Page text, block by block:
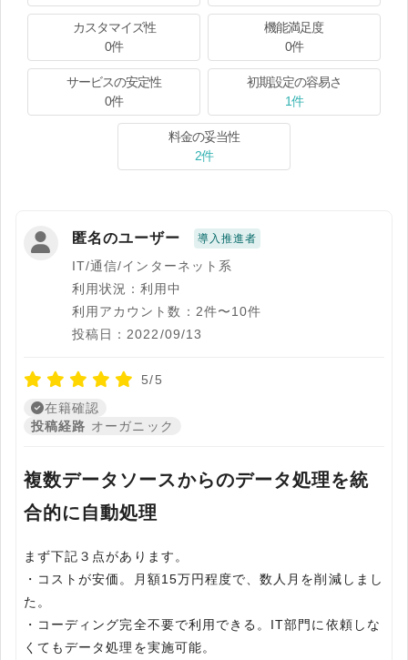
カスタマイズ性
0件
機能満足度
0件
サービスの安定性
0件
初期設定の容易さ
1件
料金の妥当性
2件
匿名のユーザー 導入推進者
IT/通信/インターネット系
利用状況：利用中
利用アカウント数：2件〜10件
投稿日：2022/09/13
5/5
在籍確認
投稿経路 オーガニック
複数データソースからのデータ処理を統
合的に自動処理
まず下記３点があります。
・コストが安価。月額15万円程度で、数人月を削減しまし
た。
・コーディング完全不要で利用できる。IT部門に依頼しな
くてもデータ処理を実施可能。